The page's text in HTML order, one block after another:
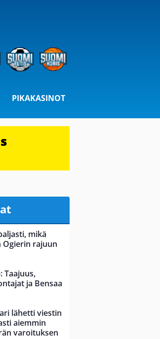
PIKAKASINOT
mikä
Ogierin rajuun
Taajuus,
ja Bensaa
lähetti viestin
aiemmin
varoituksen